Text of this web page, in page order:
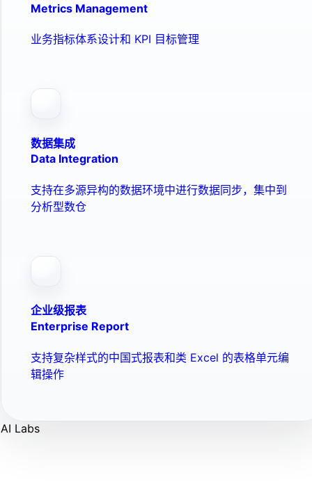
Metrics Management
业务指标体系设计和 KPI 目标管理
数据集成
Data Integration
支持在多源异构的数据环境中进行数据同步，集中到
分析型数仓
企业级报表
Enterprise Report
支持复杂样式的中国式报表和类 Excel 的表格单元编
辑操作
AI Labs